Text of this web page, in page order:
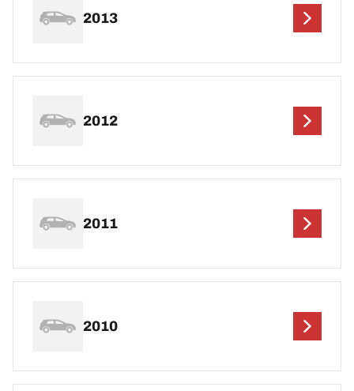
2013
2012
2011
2010